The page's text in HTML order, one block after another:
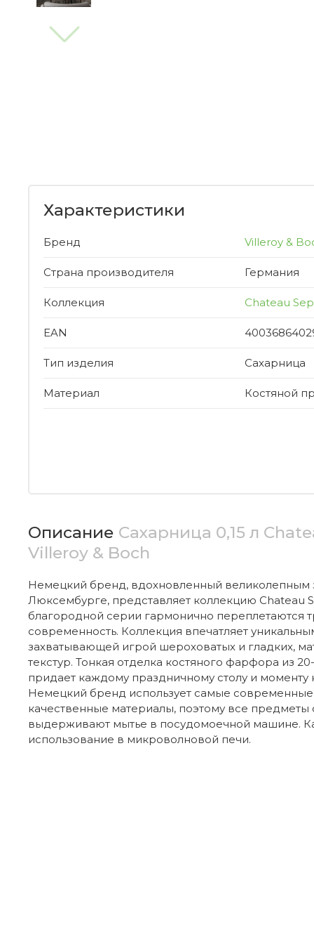
Характеристики
Бренд Villeroy &
Страна производителя Германия
Коллекция Chateau
EAN
Тип изделия Сахарница
Материал Костяной
Описание Сахарница 0,15 л
Villeroy & Boch
Немецкий бренд, вдохновленный великолепным
Люксембурге, представляет коллекцию Chateau
благородной серии гармонично переплетаются
современность. Коллекция впечатляет
захватывающей игрой шероховатых и гладких,
текстур. Тонкая отделка костяного фарфора из
придает каждому праздничному столу и моменту
Немецкий бренд использует самые современные
качественные материалы, поэтому все предметы
выдерживают мытье в посудомоечной машине.
использование в микроволновой печи.